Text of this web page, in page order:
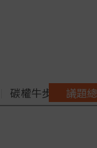
碳權牛步缺配套
議題